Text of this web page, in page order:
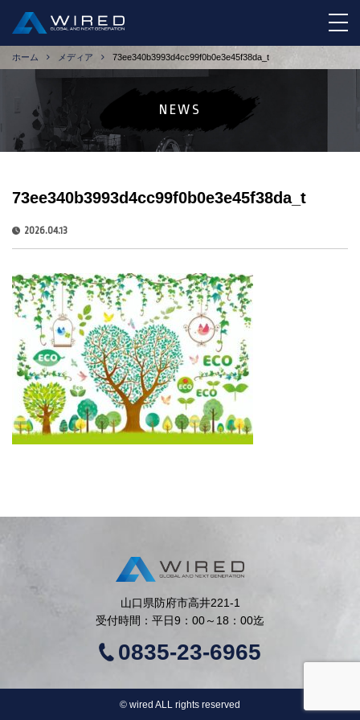
ホーム メディア 73ee340b3993d4cc99f0b0e3e45f38da_t
NEWS
73ee340b3993d4cc99f0b0e3e45f38da_t
2026.04.13
山口県防府市高井221-1
受付時間：平日9：00～18：00迄
0835-23-6965
©︎ wired ALL rights reserved